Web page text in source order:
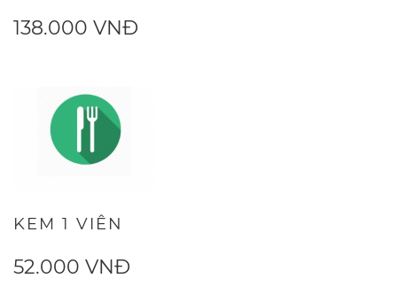
138.000 VNĐ
KEM 1 VIÊN
52.000 VNĐ